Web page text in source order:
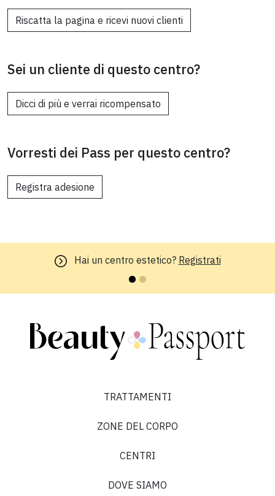
Riscatta la pagina e ricevi nuovi clienti
Sei un cliente di questo centro?
Dicci di più e verrai ricompensato
Vorresti dei Pass per questo centro?
Registra adesione
Hai un centro estetico? Registrati
TRATTAMENTI
ZONE DEL CORPO
CENTRI
DOVE SIAMO